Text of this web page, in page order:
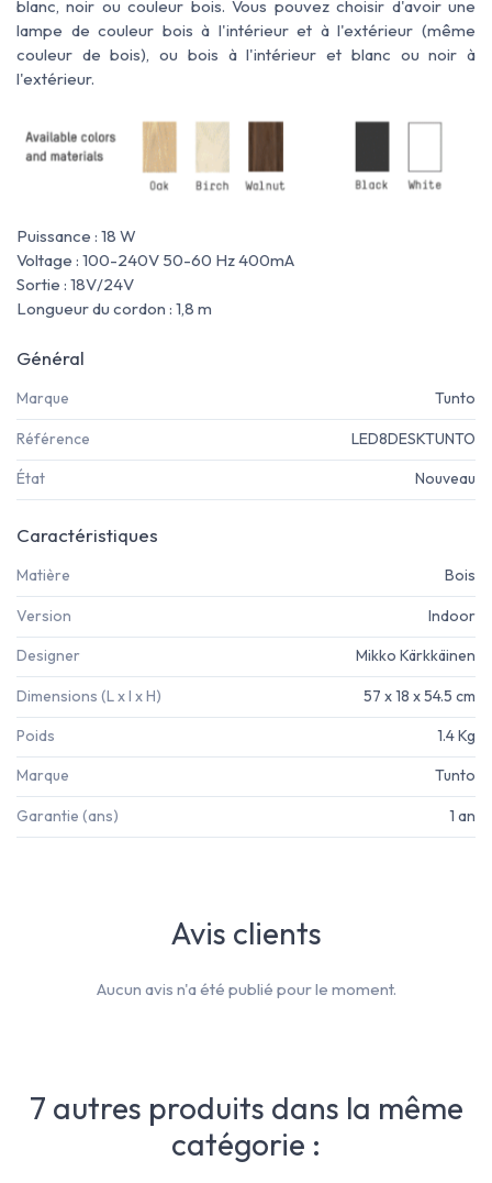
blanc, noir ou couleur bois. Vous pouvez choisir d'avoir une
lampe de couleur bois à l'intérieur et à l'extérieur (même
couleur de bois), ou bois à l'intérieur et blanc ou noir à
l'extérieur.
Puissance : 18 W
Voltage : 100-240V 50-60 Hz 400mA
Sortie : 18V/24V
Longueur du cordon : 1,8 m
Général
Marque Tunto
Référence LED8DESKTUNTO
État Nouveau
Caractéristiques
Matière Bois
Version Indoor
Designer Mikko Kärkkäinen
Dimensions (L x l x H) 57 x 18 x 54.5 cm
Poids 1.4 Kg
Marque Tunto
Garantie (ans) 1 an
Avis clients
Aucun avis n'a été publié pour le moment.
7 autres produits dans la même
catégorie :